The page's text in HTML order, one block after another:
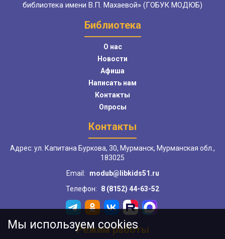
библиотека имени В.П. Махаевой» (ГОБУК МОДЮБ)
Библиотека
О нас
Новости
Афиша
Написать нам
Контакты
Опросы
Контакты
Адрес: ул. Капитана Буркова, 30, Мурманск, Мурманская обл.,
183025
Email:
modub@libkids51.ru
Телефон:
8 (8152) 44-63-52
Режим работы
Мы используем cookies